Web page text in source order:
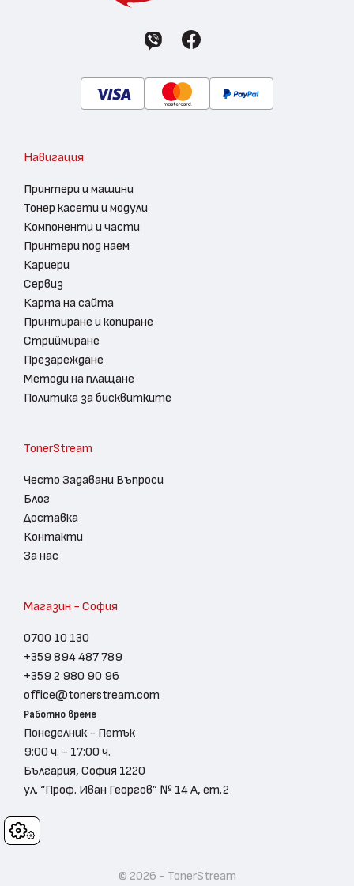
Cookies
Навигация
Принтери и машини
Тонер касети и модули
Компоненти и части
Принтери под наем
Кариери
Сервиз
Карта на сайта
Принтиране и копиране
Стриймиране
Презареждане
Методи на плащане
Политика за бисквитките
TonerStream
Често Задавани Въпроси
Блог
Доставка
Контакти
За нас
Магазин - София
0700 10 130
+359 894 487 789
+359 2 980 90 96
office@tonerstream.com
Работно време
Понеделник - Петък
9:00 ч. - 17:00 ч.
България, София 1220
ул. “Проф. Иван Георгов” № 14 А, ет.2
© 2026 - TonerStream